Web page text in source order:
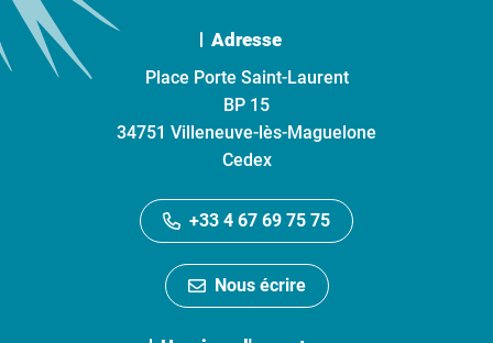
Adresse
Place Porte Saint-Laurent
BP 15
34751 Villeneuve-lès-Maguelone
Cedex
+33 4 67 69 75 75
Nous écrire